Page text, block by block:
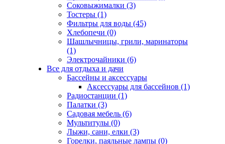
Соковыжималки (3)
Тостеры (1)
Фильтры для воды (45)
Хлебопечи (0)
Шашлычницы, грили, маринаторы
(1)
Электрочайники (6)
Все для отдыха и дачи
Бассейны и аксессуары
Аксессуары для бассейнов (1)
Радиостанции (1)
Палатки (3)
Садовая мебель (6)
Мультитулы (0)
Лыжи, сани, елки (3)
Горелки, паяльные лампы (0)